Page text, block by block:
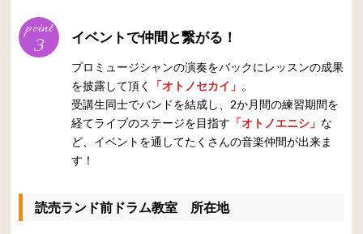
point
3 イベントで仲間と繋がる！
プロミュージシャンの演奏をバックにレッスンの成果
を披露して頂く
「オトノセカイ」 。
受講生同士でバンドを結成し、2か月間の練習期間を
経てライブのステージを目指す 「オトノエニシ」 な
ど、イベントを通してたくさんの音楽仲間が出来ま
す！
読売ランド前ドラム教室 所在地